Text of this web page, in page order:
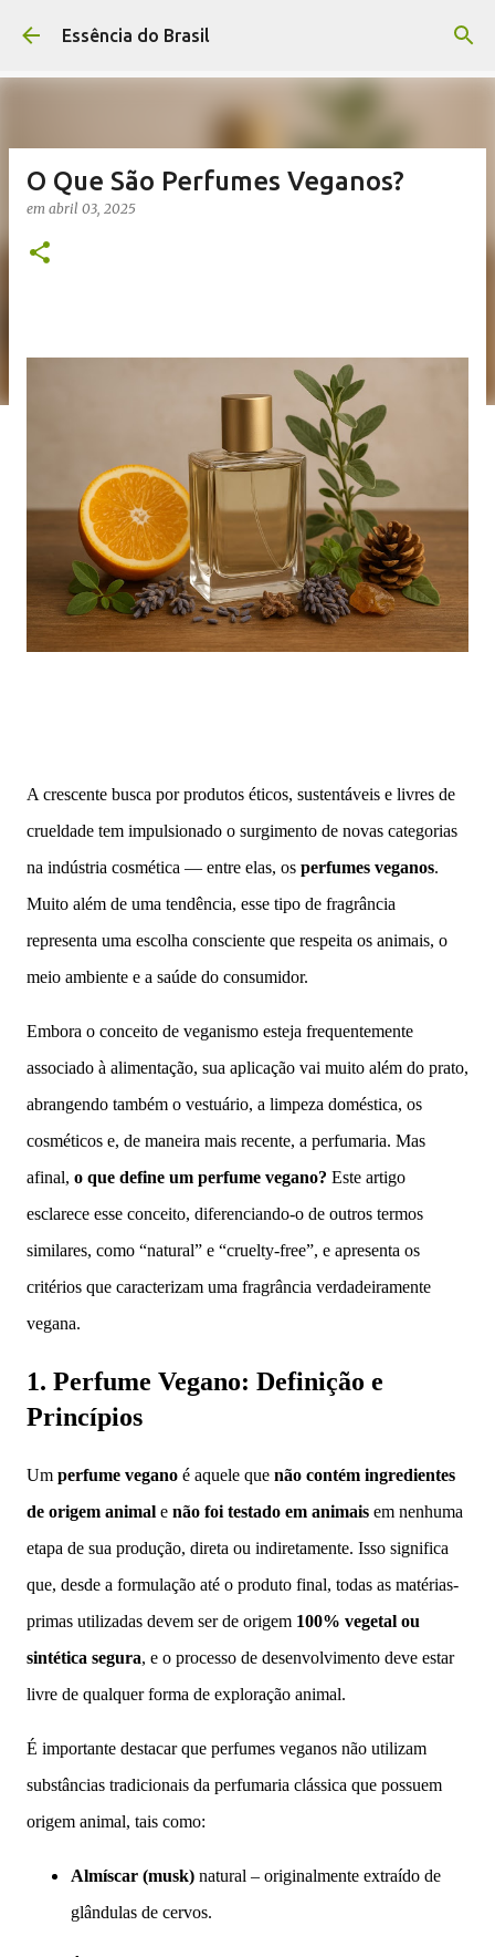
Pular para o conteúdo principal
Essência do Brasil
O Que São Perfumes Veganos?
em abril 03, 2025
A crescente busca por produtos éticos, sustentáveis e livres de
crueldade tem impulsionado o surgimento de novas categorias
na indústria cosmética — entre elas, os perfumes veganos.
Muito além de uma tendência, esse tipo de fragrância
representa uma escolha consciente que respeita os animais, o
meio ambiente e a saúde do consumidor.
Embora o conceito de veganismo esteja frequentemente
associado à alimentação, sua aplicação vai muito além do prato,
abrangendo também o vestuário, a limpeza doméstica, os
cosméticos e, de maneira mais recente, a perfumaria. Mas
afinal, o que define um perfume vegano? Este artigo
esclarece esse conceito, diferenciando-o de outros termos
similares, como “natural” e “cruelty-free”, e apresenta os
critérios que caracterizam uma fragrância verdadeiramente
vegana.
1. Perfume Vegano: Definição e
Princípios
Um perfume vegano é aquele que não contém ingredientes
de origem animal e não foi testado em animais em nenhuma
etapa de sua produção, direta ou indiretamente. Isso significa
que, desde a formulação até o produto final, todas as matérias-
primas utilizadas devem ser de origem 100% vegetal ou
sintética segura, e o processo de desenvolvimento deve estar
livre de qualquer forma de exploração animal.
É importante destacar que perfumes veganos não utilizam
substâncias tradicionais da perfumaria clássica que possuem
origem animal, tais como:
Almíscar (musk) natural – originalmente extraído de
glândulas de cervos.